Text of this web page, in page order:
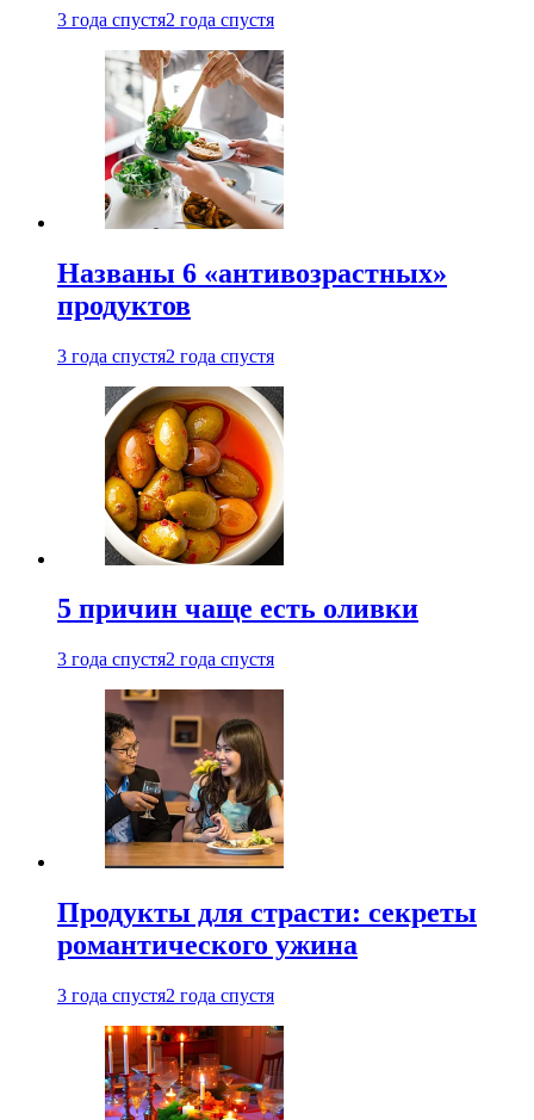
3 года спустя2 года спустя
Названы 6 «антивозрастных»
продуктов
3 года спустя2 года спустя
5 причин чаще есть оливки
3 года спустя2 года спустя
Продукты для страсти: секреты
романтического ужина
3 года спустя2 года спустя